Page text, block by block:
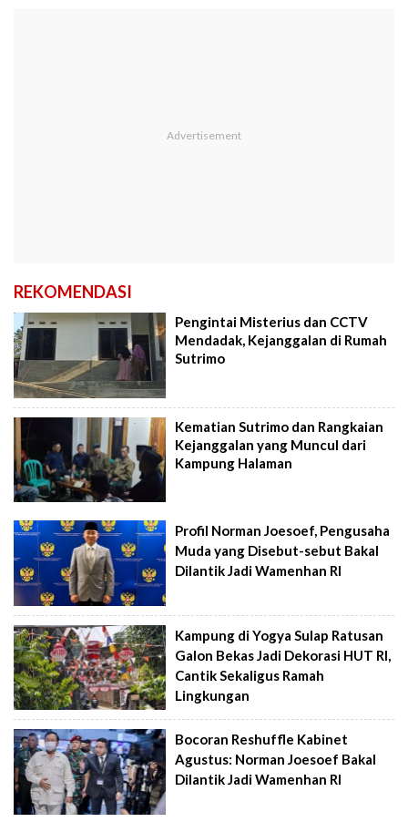
REKOMENDASI
Pengintai Misterius dan CCTV
Mendadak, Kejanggalan di Rumah
Sutrimo
Kematian Sutrimo dan Rangkaian
Kejanggalan yang Muncul dari
Kampung Halaman
Profil Norman Joesoef, Pengusaha
Muda yang Disebut-sebut Bakal
Dilantik Jadi Wamenhan RI
Kampung di Yogya Sulap Ratusan
Galon Bekas Jadi Dekorasi HUT RI,
Cantik Sekaligus Ramah
Lingkungan
Bocoran Reshuffle Kabinet
Agustus: Norman Joesoef Bakal
Dilantik Jadi Wamenhan RI